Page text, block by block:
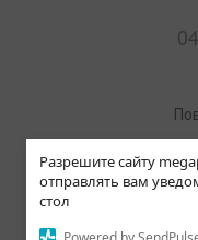
Разрешите сайту
отправлять вам
стол